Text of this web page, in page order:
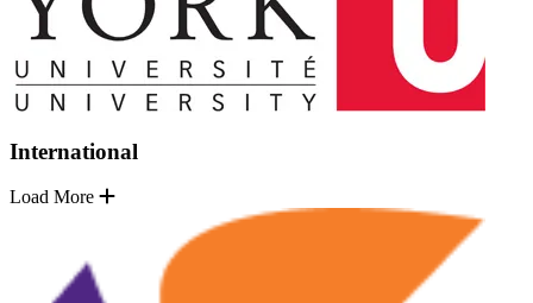
International
Load More